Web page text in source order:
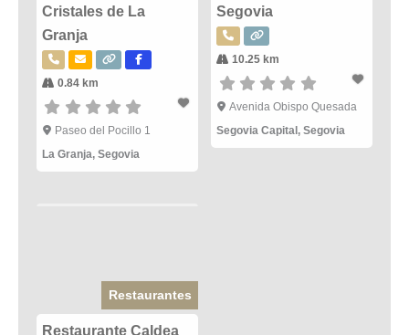
Cristales de La
Granja
0.84 km
Paseo del Pocillo 1
La Granja, Segovia
Segovia
10.25 km
Avenida Obispo Quesada
Segovia Capital ,Segovia
Restaurantes
Restaurante Caldea